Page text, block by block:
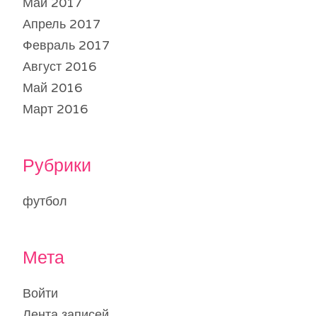
Апрель 2017
Февраль 2017
Август 2016
Май 2016
Март 2016
Рубрики
футбол
Мета
Войти